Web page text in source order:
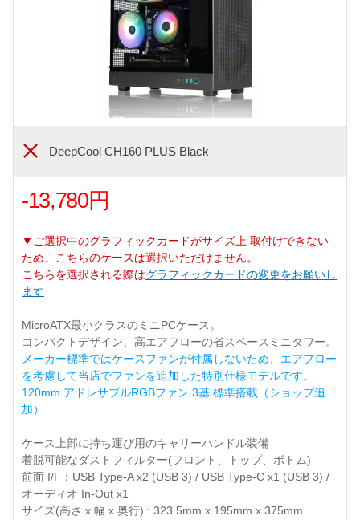
DeepCool CH160 PLUS Black
-13,780円
▼ご選択中のグラフィックカードがサイズ上 取付けできない
ため、こちらのケースは選択いただけません。
こちらを選択される際はグラフィックカードの変更をお願いし
ます
MicroATX最小クラスのミニPCケース。
コンパクトデザイン、高エアフローの省スペースミニタワー。
メーカー標準ではケースファンが付属しないため、エアフロー
を考慮して当店でファンを追加した特別仕様モデルです。
120mm アドレサブルRGBファン 3基 標準搭載（ショップ追
加）
ケース上部に持ち運び用のキャリーハンドル装備
着脱可能なダストフィルター(フロント、トップ、ボトム)
前面 I/F：USB Type-A x2 (USB 3) / USB Type-C x1 (USB 3) /
オーディオ In-Out x1
サイズ(高さ x 幅 x 奥行) : 323.5mm x 195mm x 375mm